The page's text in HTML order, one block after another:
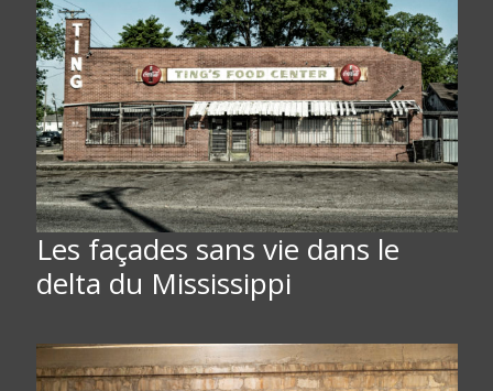
Les façades sans vie dans le
delta du Mississippi